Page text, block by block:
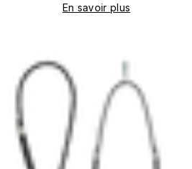
En savoir plus